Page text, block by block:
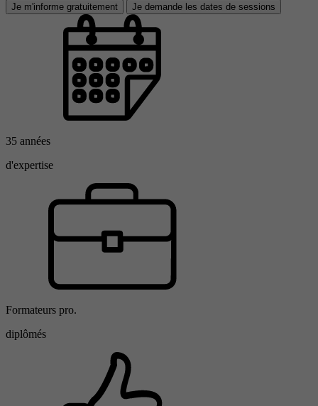
Je m'informe gratuitement Je demande les dates de sessions
35 années
d'expertise
Formateurs pro.
diplômés